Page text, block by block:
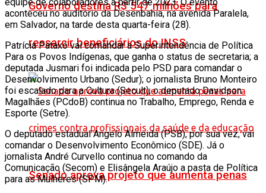
Governo destina R$ 547 milhões para
ressarcir beneficiários do INSS
Senado aprova projeto que aumenta penas
aconteceu no auditório da Desenbahia, na avenida Paralela,
em Salvador, na tarde desta quarta-feira (28).
Patrícia Pataxó vai comandar a Superintendência de Política
Para os Povos Indígenas, que ganha o status de secretaria; a
deputada Jusmari foi indicada pelo PSD para comandar o
Desenvolvimento Urbano (Sedur); o jornalista Bruno Monteiro
foi escalado para a Cultura (Secult); o deputado Davidson
Magalhães (PCdoB) continua no Trabalho, Emprego, Renda e
Esporte (Setre).
O deputado estadual Angelo Almeida (PSB), por sua vez, vai
comandar o Desenvolvimento Econômico (SDE). Já o
jornalista André Curvello continua no comando da
Comunicação (Secom) e Elisângela Araújo a pasta de Política
para as Mulheres (SPM).